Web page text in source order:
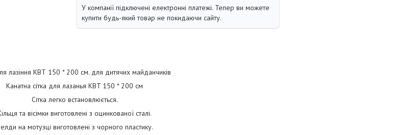
У компанії підключені електронні платежі. Тепер ви можете
купити будь-який товар не покидаючи сайту.
лазіння КВТ 150 * 200 см. для дитячих майданчиків
Канатна сітка для лазанья KBT 150 * 200 см
Сітка легко встановлюється.
та вісімки виготовлені з оцинкованої сталі.
на мотузці виготовлені з чорного пластику.